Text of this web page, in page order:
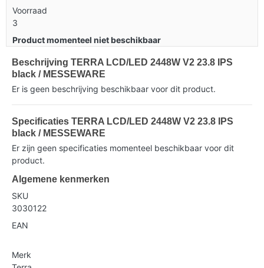
Voorraad
3
Product momenteel niet beschikbaar
Beschrijving TERRA LCD/LED 2448W V2 23.8 IPS
black / MESSEWARE
Er is geen beschrijving beschikbaar voor dit product.
Specificaties TERRA LCD/LED 2448W V2 23.8 IPS
black / MESSEWARE
Er zijn geen specificaties momenteel beschikbaar voor dit
product.
Algemene kenmerken
SKU
3030122
EAN
Merk